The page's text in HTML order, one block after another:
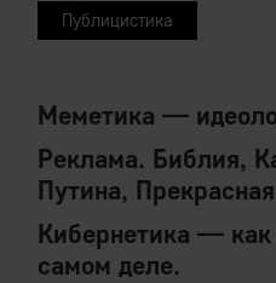
Публицистика
Меметика —
Реклама. Библия,
Путина,
Кибернетика — как
самом деле.